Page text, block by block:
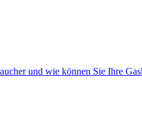
und wie können Sie Ihre